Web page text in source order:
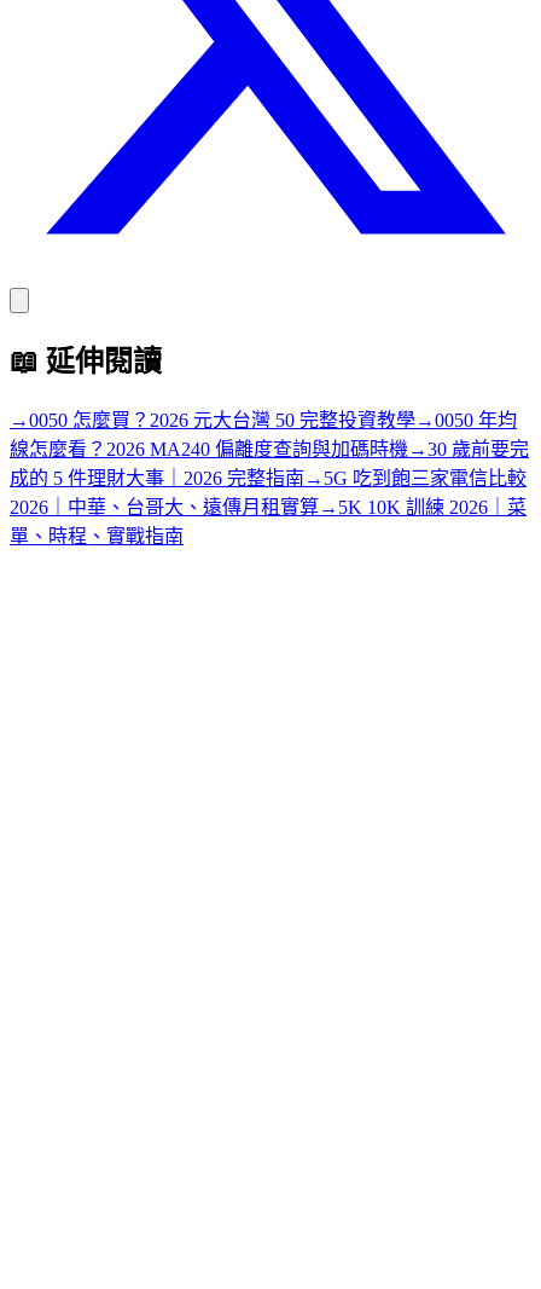
📖 延伸閱讀
→0050 怎麼買？2026 元大台灣 50 完整投資教學→0050 年均
線怎麼看？2026 MA240 偏離度查詢與加碼時機 →30 歲前要完
成的 5 件理財大事｜2026 完整指南 → 5G 吃到飽三家電信比較
2026｜中華、台哥大、遠傳月租實算→ 5K 10K 訓練 2026｜菜
單、時程、實戰指南